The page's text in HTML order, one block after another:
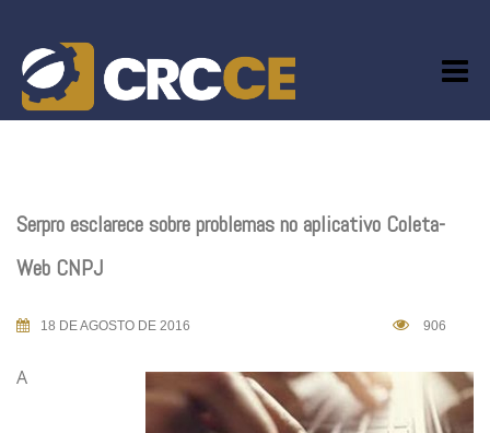
content
Serpro esclarece sobre problemas no aplicativo Coleta-
Web CNPJ
18 DE AGOSTO DE 2016 906
A